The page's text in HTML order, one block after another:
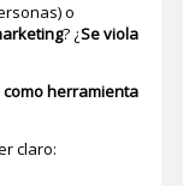
o
? ¿Se viola
como herramienta
claro: